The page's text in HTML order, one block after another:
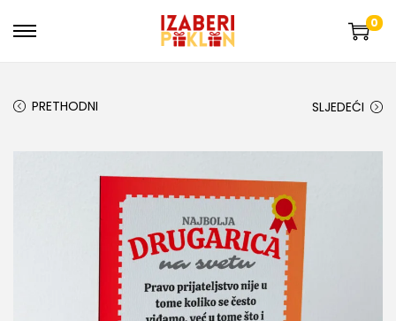
0
PRETHODNI SLJEDEĆI